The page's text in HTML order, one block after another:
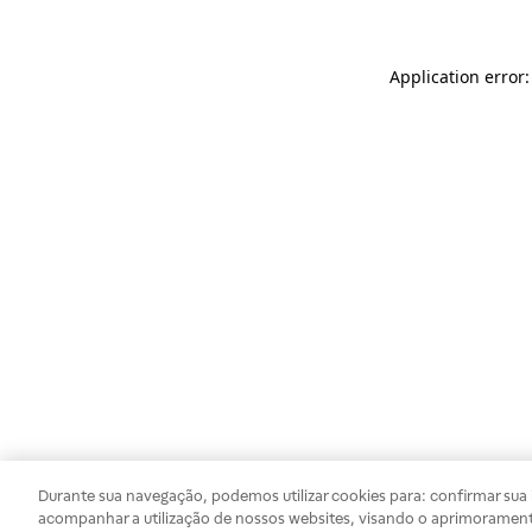
Application
Durante sua navegação, podemos utilizar cookies para: confirmar
acompanhar a utilização de nossos websites, visando o